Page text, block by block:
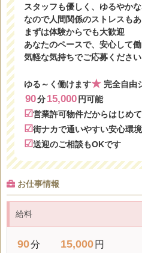
スタッフも優しく、ゆるやか
なので人間関係のストレスも
まずは体験からでも大歓迎
あなたのペースで、安心して働
気軽な気持ちでご応募ください
ゆる～く働けます★完全自由
90分 15,000 円可能
☑営業許可物件だからはじめ
☑街ナカで通いやすい安心環境
☑送迎のご相談もOKです
お仕事情報
給料
90分 15,000 円